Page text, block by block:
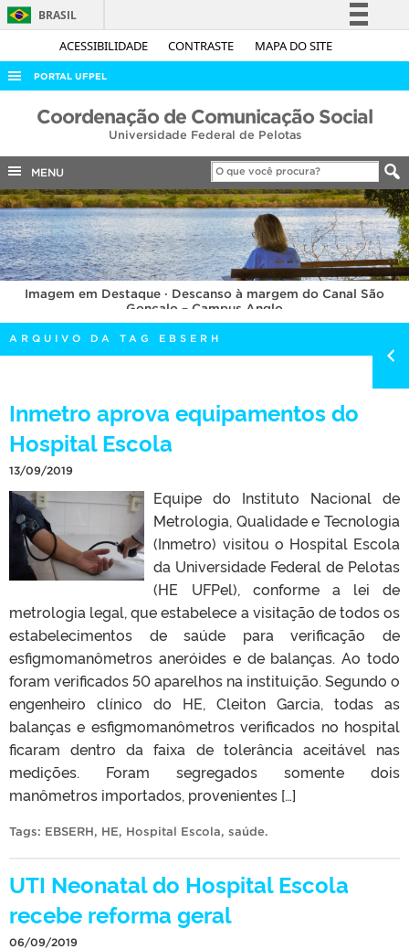
ACESSIBILIDADE CONTRASTE MAPA DO SITE
BRASIL
Simplifique!
Acesso à informação
Legislação
Canais
PORTAL UFPEL
ACESSO À INFORMAÇÃO
COBALTO
CONCURSOS
EDITAIS
INTERNACIONAL
OUVIDORIA
PORTARIAS
TELEFONES
Coordenação de Comunicação Social
Universidade Federal de Pelotas
MENU
Imagem em Destaque · Descanso à margem do Canal São
Gonçalo – Campus Anglo
ARQUIVO DA TAG EBSERH
Inmetro aprova equipamentos do
Hospital Escola
13/09/2019
Equipe do Instituto Nacional de
Metrologia, Qualidade e Tecnologia
(Inmetro) visitou o Hospital Escola
da Universidade Federal de Pelotas
(HE UFPel), conforme a lei de
metrologia legal, que estabelece a visitação de todos os
estabelecimentos de saúde para verificação de
esfigmomanômetros aneróides e de balanças. Ao todo
foram verificados 50 aparelhos na instituição. Segundo o
engenheiro clínico do HE, Cleiton Garcia, todas as
balanças e esfigmomanômetros verificados no hospital
ficaram dentro da faixa de tolerância aceitável nas
medições. Foram segregados somente dois
manômetros importados, provenientes […]
Tags: EBSERH, HE, Hospital Escola, saúde.
UTI Neonatal do Hospital Escola
recebe reforma geral
06/09/2019